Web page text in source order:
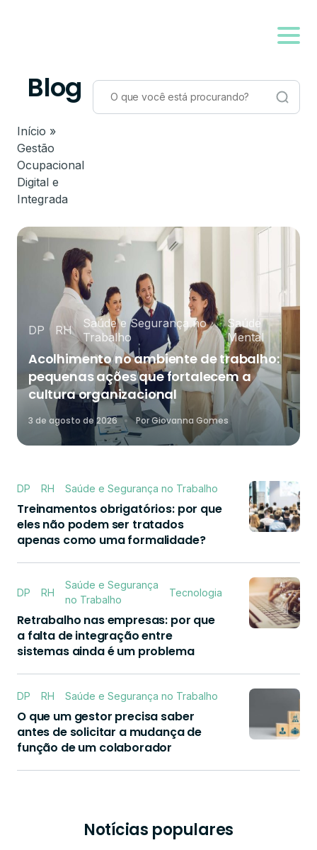
Blog
Início »
Gestão
Ocupacional
Digital e
Integrada
DP RH
Saúde e Segurança no
Trabalho
Saúde
Mental
Acolhimento no ambiente de trabalho:
pequenas ações que fortalecem a
cultura organizacional
3 de agosto de 2026 PorGiovanna Gomes
DP RH Saúde e Segurança no Trabalho
Treinamentos obrigatórios: por que
eles não podem ser tratados
apenas como uma formalidade?
DP RH
Saúde e Segurança
no Trabalho
Tecnologia
Retrabalho nas empresas: por que
a falta de integração entre
sistemas ainda é um problema
DP RH Saúde e Segurança no Trabalho
O que um gestor precisa saber
antes de solicitar a mudança de
função de um colaborador
Notícias populares